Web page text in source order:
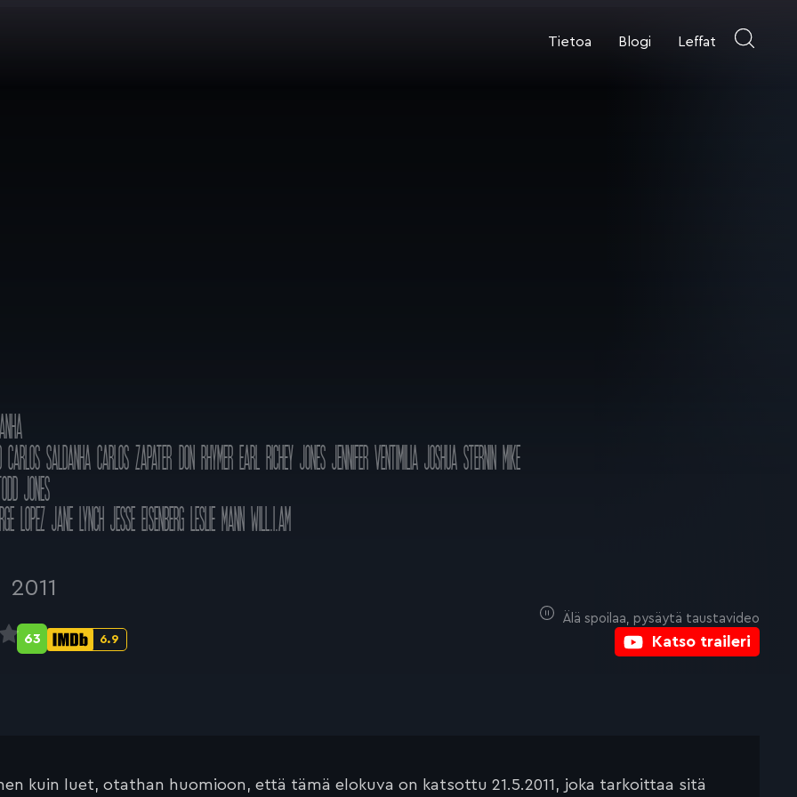
Tietoa Blogi Leffat
Katso traileri
Älä spoilaa, pysäytä taustavideo
CARLOS SALDANHACARLOS ZAPATER DON RHYMEREARL RICHEY JONESJENNIFER VENTIMILIAJOSHUA STERNINMIKE
JONES
LOPEZJANE LYNCHJESSE EISENBERGLESLIE MANNWILL.I.AM
2011
IMDb-
6.9
Metascore-
63
kuin luet, otathan huomioon, että tämä elokuva on katsottu 21.5.2011, joka tarkoittaa sitä